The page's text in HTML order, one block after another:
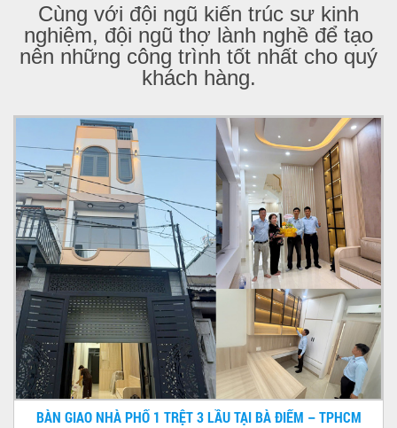
Cùng với đội ngũ kiến trúc sư kinh
nghiệm, đội ngũ thợ lành nghề để tạo
nên những công trình tốt nhất cho quý
khách hàng.
BÀN GIAO NHÀ PHỐ 1 TRỆT 3 LẦU TẠI BÀ ĐIỂM – TPHCM